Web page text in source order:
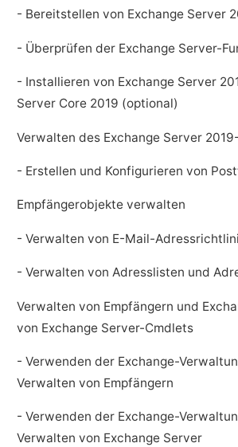
- Bereitstellen von Exchange Server
- Überprüfen der Exchange Server-
- Installieren von Exchange Server
Server Core 2019 (optional)
Verwalten des Exchange Server
- Erstellen und Konfigurieren von
Empfängerobjekte verwalten
- Verwalten von E-Mail-
- Verwalten von Adresslisten und
Verwalten von Empfängern und
von Exchange Server-Cmdlets
- Verwenden der Exchange-
Verwalten von Empfängern
- Verwenden der Exchange-
Verwalten von Exchange Server